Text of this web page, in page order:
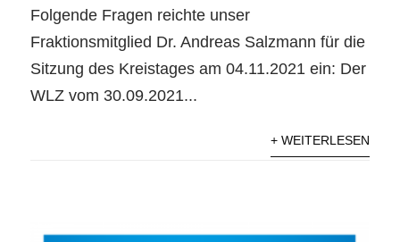
Folgende Fragen reichte unser
Fraktionsmitglied Dr. Andreas Salzmann für die
Sitzung des Kreistages am 04.11.2021 ein: Der
WLZ vom 30.09.2021...
+ WEITERLESEN